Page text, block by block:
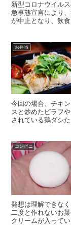
新型コロナウイル
急事態宣言により
が中止となり、飲
お弁当
今回の場合、チキ
スと炒めたピラフ
されている鶏ダシ
コンビニ
発想は理解できな
二度と作れないお
クリームが入って